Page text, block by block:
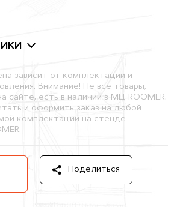
зависит от комплектации и
Внимание! Не все товары,
сайте, есть в наличии в МЦ ROOMER.
и оформить заказ на любой
комплектации на стенде
Поделиться